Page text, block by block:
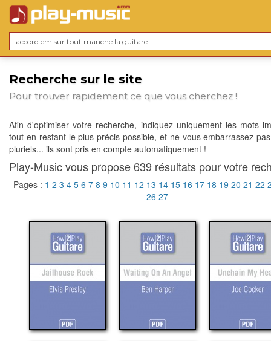
Recherche sur le site
Pour trouver rapidement ce que vous cherchez !
Afin d'optimiser votre recherche, indiquez uniquement les mots
tout en restant le plus précis possible, et ne vous embarrassez
pluriels... ils sont pris en compte automatiquement !
Play-Music vous propose 639 résultats pour votre
Pages : 1 2 3 4 5 6 7 8 9 10 11 12 13 14 15 16 17 18 19 20 21 22
26 27